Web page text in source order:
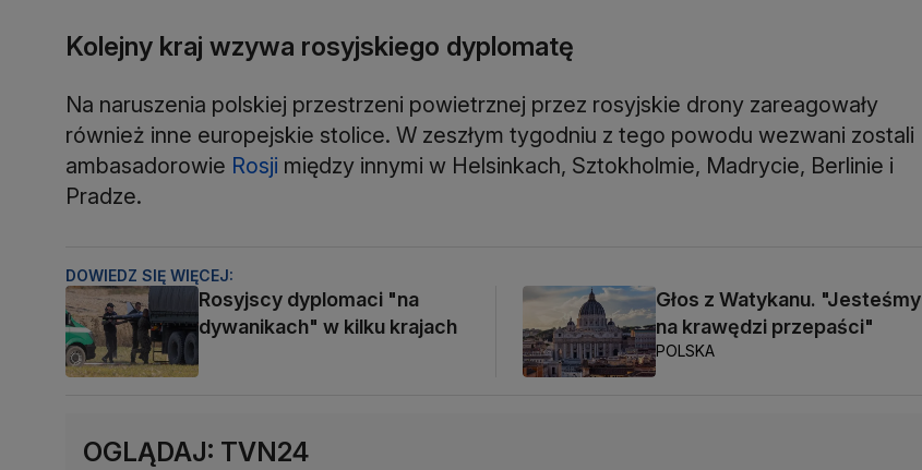
Kolejny kraj wzywa rosyjskiego dyplomatę
Na naruszenia polskiej przestrzeni powietrznej przez rosyjskie drony zareagowały
również inne europejskie stolice. W zeszłym tygodniu z tego powodu wezwani zostali
ambasadorowie Rosji między innymi w Helsinkach, Sztokholmie, Madrycie, Berlinie i
Pradze.
DOWIEDZ SIĘ WIĘCEJ:
Rosyjscy dyplomaci "na
dywanikach" w kilku krajach
Głos z Watykanu. "Jesteśmy
na krawędzi przepaści"
POLSKA
OGLĄDAJ: TVN24